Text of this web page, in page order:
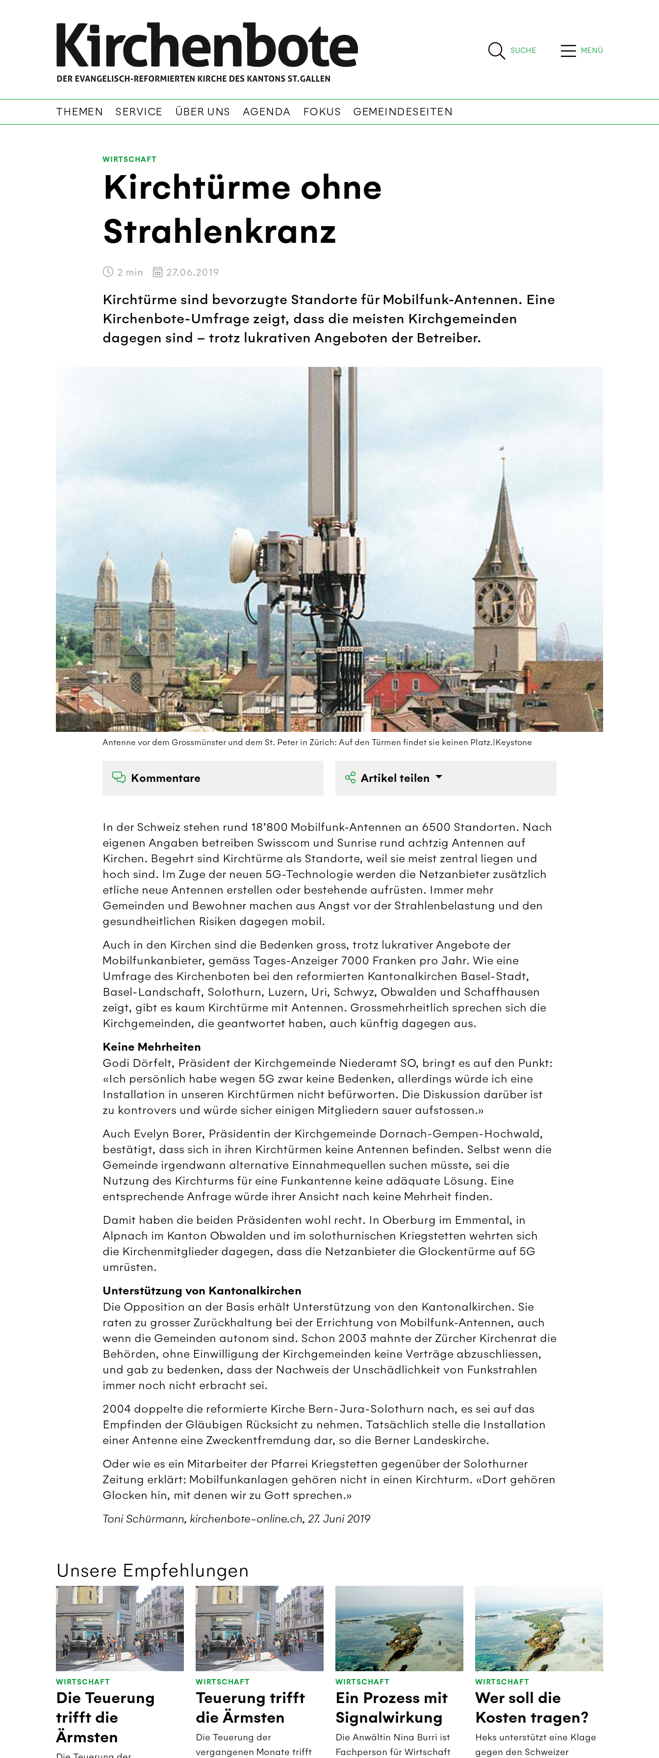
SUCHE MENÜ
THEMEN SERVICE ÜBER UNS AGENDA FOKUS GEMEINDESEITEN
WIRTSCHAFT
Kirchtürme ohne
Strahlenkranz
2 min 27.06.2019
Kirchtürme sind bevorzugte Standorte für Mobilfunk-Antennen. Eine
Kirchenbote-Umfrage zeigt, dass die meisten Kirchgemeinden
dagegen sind – trotz lukrativen Angeboten der Betreiber.
Antenne vor dem Grossmünster und dem St. Peter in Zürich: Auf den Türmen findet sie keinen Platz.|Keystone
Kommentare Artikel teilen
In der Schweiz stehen rund 18’800 Mobilfunk-Antennen an 6500 Standorten. Nach
eigenen Angaben betreiben Swisscom und Sunrise rund achtzig Antennen auf
Kirchen. Begehrt sind Kirchtürme als Standorte, weil sie meist zentral liegen und
hoch sind. Im Zuge der neuen 5G-Technologie werden die Netzanbieter zusätzlich
etliche neue Antennen erstellen oder bestehende aufrüsten. Immer mehr
Gemeinden und Bewohner machen aus Angst vor der Strahlenbelastung und den
gesundheitlichen Risiken dagegen mobil.
Auch in den Kirchen sind die Bedenken gross, trotz lukrativer Angebote der
Mobilfunkanbieter, gemäss Tages-Anzeiger 7000 Franken pro Jahr. Wie eine
Umfrage des Kirchenboten bei den reformierten Kantonalkirchen Basel-Stadt,
Basel-Landschaft, Solothurn, Luzern, Uri, Schwyz, Obwalden und Schaffhausen
zeigt, gibt es kaum Kirchtürme mit Antennen. Grossmehrheitlich sprechen sich die
Kirchgemeinden, die geantwortet haben, auch künftig dagegen aus.
Keine Mehrheiten
Godi Dörfelt, Präsident der Kirchgemeinde Niederamt SO, bringt es auf den Punkt:
«Ich persönlich habe wegen 5G zwar keine Bedenken, allerdings würde ich eine
Installation in unseren Kirchtürmen nicht befürworten. Die Diskussion darüber ist
zu kontrovers und würde sicher einigen Mitgliedern sauer aufstossen.»
Auch Evelyn Borer, Präsidentin der Kirchgemeinde Dornach-Gempen-Hochwald,
bestätigt, dass sich in ihren Kirchtürmen keine Antennen befinden. Selbst wenn die
Gemeinde irgendwann alternative Einnahmequellen suchen müsste, sei die
Nutzung des Kirchturms für eine Funkantenne keine adäquate Lösung. Eine
entsprechende Anfrage würde ihrer Ansicht nach keine Mehrheit finden.
Damit haben die beiden Präsidenten wohl recht. In Oberburg im Emmental, in
Alpnach im Kanton Obwalden und im solothurnischen Kriegstetten wehrten sich
die Kirchenmitglieder dagegen, dass die Netzanbieter die Glockentürme auf 5G
umrüsten.
Unterstützung von Kantonalkirchen
Die Opposition an der Basis erhält Unterstützung von den Kantonalkirchen. Sie
raten zu grosser Zurückhaltung bei der Errichtung von Mobilfunk-Antennen, auch
wenn die Gemeinden autonom sind. Schon 2003 mahnte der Zürcher Kirchenrat die
Behörden, ohne Einwilligung der Kirchgemeinden keine Verträge abzuschliessen,
und gab zu bedenken, dass der Nachweis der Unschädlichkeit von Funkstrahlen
immer noch nicht erbracht sei.
2004 doppelte die reformierte Kirche Bern-Jura-Solothurn nach, es sei auf das
Empfinden der Gläubigen Rücksicht zu nehmen. Tatsächlich stelle die Installation
einer Antenne eine Zweckentfremdung dar, so die Berner Landeskirche.
Oder wie es ein Mitarbeiter der Pfarrei Kriegstetten gegenüber der Solothurner
Zeitung erklärt: Mobilfunkanlagen gehören nicht in einen Kirchturm. «Dort gehören
Glocken hin, mit denen wir zu Gott sprechen.»
Toni Schürmann, kirchenbote-online.ch, 27. Juni 2019
Unsere Empfehlungen
WIRTSCHAFT
Die Teuerung
trifft die
Ärmsten
WIRTSCHAFT
Teuerung trifft
die Ärmsten
Die Teuerung der
vergangenen Monate trifft
WIRTSCHAFT
Ein Prozess mit
Signalwirkung
Die Anwältin Nina Burri ist
Fachperson für Wirtschaft
WIRTSCHAFT
Wer soll die
Kosten tragen?
Heks unterstützt eine Klage
gegen den Schweizer